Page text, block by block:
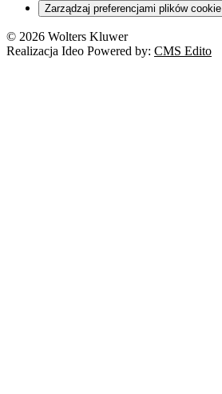
Zarządzaj preferencjami plików cookie
© 2026 Wolters Kluwer
Realizacja Ideo Powered by: CMS Edito